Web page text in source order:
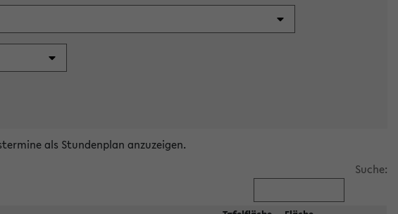
als Stundenplan anzuzeigen.
Suche: